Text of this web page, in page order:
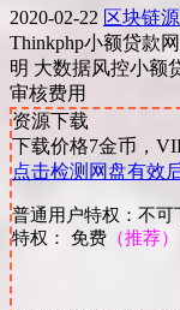
2020-02-22 区块链
Thinkphp小额贷款
明 大数据风控小额
审核费用
资源下载
下载价格7金币，
点击检测网盘有效
普通用户特权：不
特权： 免费 （推荐）